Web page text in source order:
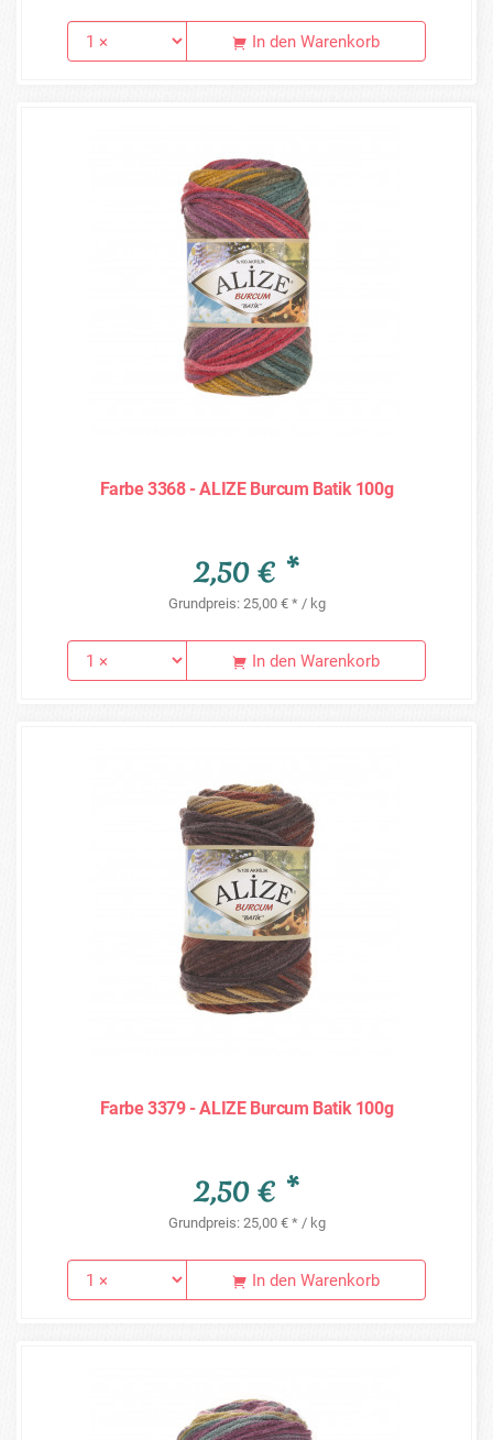
In den Warenkorb
Farbe 3368 - ALIZE Burcum Batik 100g
2,50 € *
Grundpreis: 25,00 € * / kg
In den Warenkorb
Farbe 3379 - ALIZE Burcum Batik 100g
2,50 € *
Grundpreis: 25,00 € * / kg
In den Warenkorb